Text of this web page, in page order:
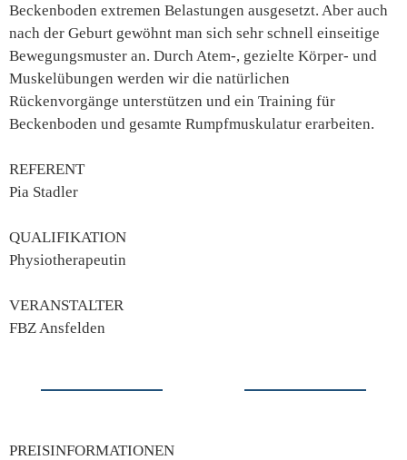
Beckenboden extremen Belastungen ausgesetzt. Aber auch
nach der Geburt gewöhnt man sich sehr schnell einseitige
Bewegungsmuster an. Durch Atem-, gezielte Körper- und
Muskelübungen werden wir die natürlichen
Rückenvorgänge unterstützen und ein Training für
Beckenboden und gesamte Rumpfmuskulatur erarbeiten.
REFERENT
Pia Stadler
QUALIFIKATION
Physiotherapeutin
VERANSTALTER
FBZ Ansfelden
PREISINFORMATIONEN